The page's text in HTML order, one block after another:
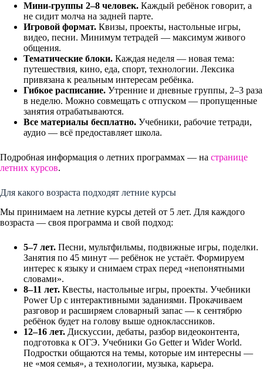
Мини-группы 2–8 человек. Каждый ребёнок говорит, а
не сидит молча на задней парте.
Игровой формат. Квизы, проекты, настольные игры,
видео, песни. Минимум тетрадей — максимум живого
общения.
Тематические блоки. Каждая неделя — новая тема:
путешествия, кино, еда, спорт, технологии. Лексика
привязана к реальным интересам ребёнка.
Гибкое расписание. Утренние и дневные группы, 2–3 раза
в неделю. Можно совмещать с отпуском — пропущенные
занятия отрабатываются.
Все материалы бесплатно. Учебники, рабочие тетради,
аудио — всё предоставляет школа.
Подробная информация о летних программах — на странице
летних курсов.
Для какого возраста подходят летние курсы
Мы принимаем на летние курсы детей от 5 лет. Для каждого
возраста — своя программа и свой подход:
5–7 лет. Песни, мультфильмы, подвижные игры, поделки.
Занятия по 45 минут — ребёнок не устаёт. Формируем
интерес к языку и снимаем страх перед «непонятными
словами».
8–11 лет. Квесты, настольные игры, проекты. Учебники
Power Up с интерактивными заданиями. Прокачиваем
разговор и расширяем словарный запас — к сентябрю
ребёнок будет на голову выше одноклассников.
12–16 лет. Дискуссии, дебаты, разбор видеоконтента,
подготовка к ОГЭ. Учебники Go Getter и Wider World.
Подростки общаются на темы, которые им интересны —
не «моя семья», а технологии, музыка, карьера.